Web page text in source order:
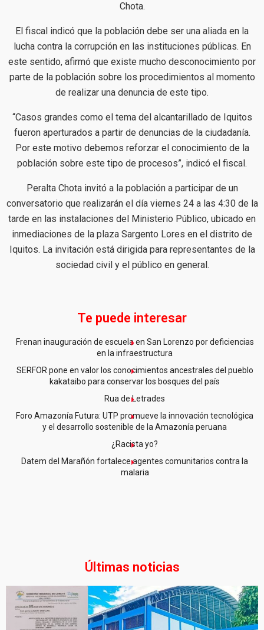
Chota.
El fiscal indicó que la población debe ser una aliada en la
lucha contra la corrupción en las instituciones públicas. En
este sentido, afirmó que existe mucho desconocimiento por
parte de la población sobre los procedimientos al momento
de realizar una denuncia de este tipo.
“Casos grandes como el tema del alcantarillado de Iquitos
fueron aperturados a partir de denuncias de la ciudadanía.
Por este motivo debemos reforzar el conocimiento de la
población sobre este tipo de procesos”, indicó el fiscal.
Peralta Chota invitó a la población a participar de un
conversatorio que realizarán el día viernes 24 a las 4:30 de la
tarde en las instalaciones del Ministerio Público, ubicado en
inmediaciones de la plaza Sargento Lores en el distrito de
Iquitos. La invitación está dirigida para representantes de la
sociedad civil y el público en general.
Te puede interesar
Frenan inauguración de escuela en San Lorenzo por deficiencias
en la infraestructura
SERFOR pone en valor los conocimientos ancestrales del pueblo
kakataibo para conservar los bosques del país
Rua de Letrades
Foro Amazonía Futura: UTP promueve la innovación tecnológica
y el desarrollo sostenible de la Amazonía peruana
¿Racista yo?
Datem del Marañón fortalece agentes comunitarios contra la
malaria
Últimas noticias